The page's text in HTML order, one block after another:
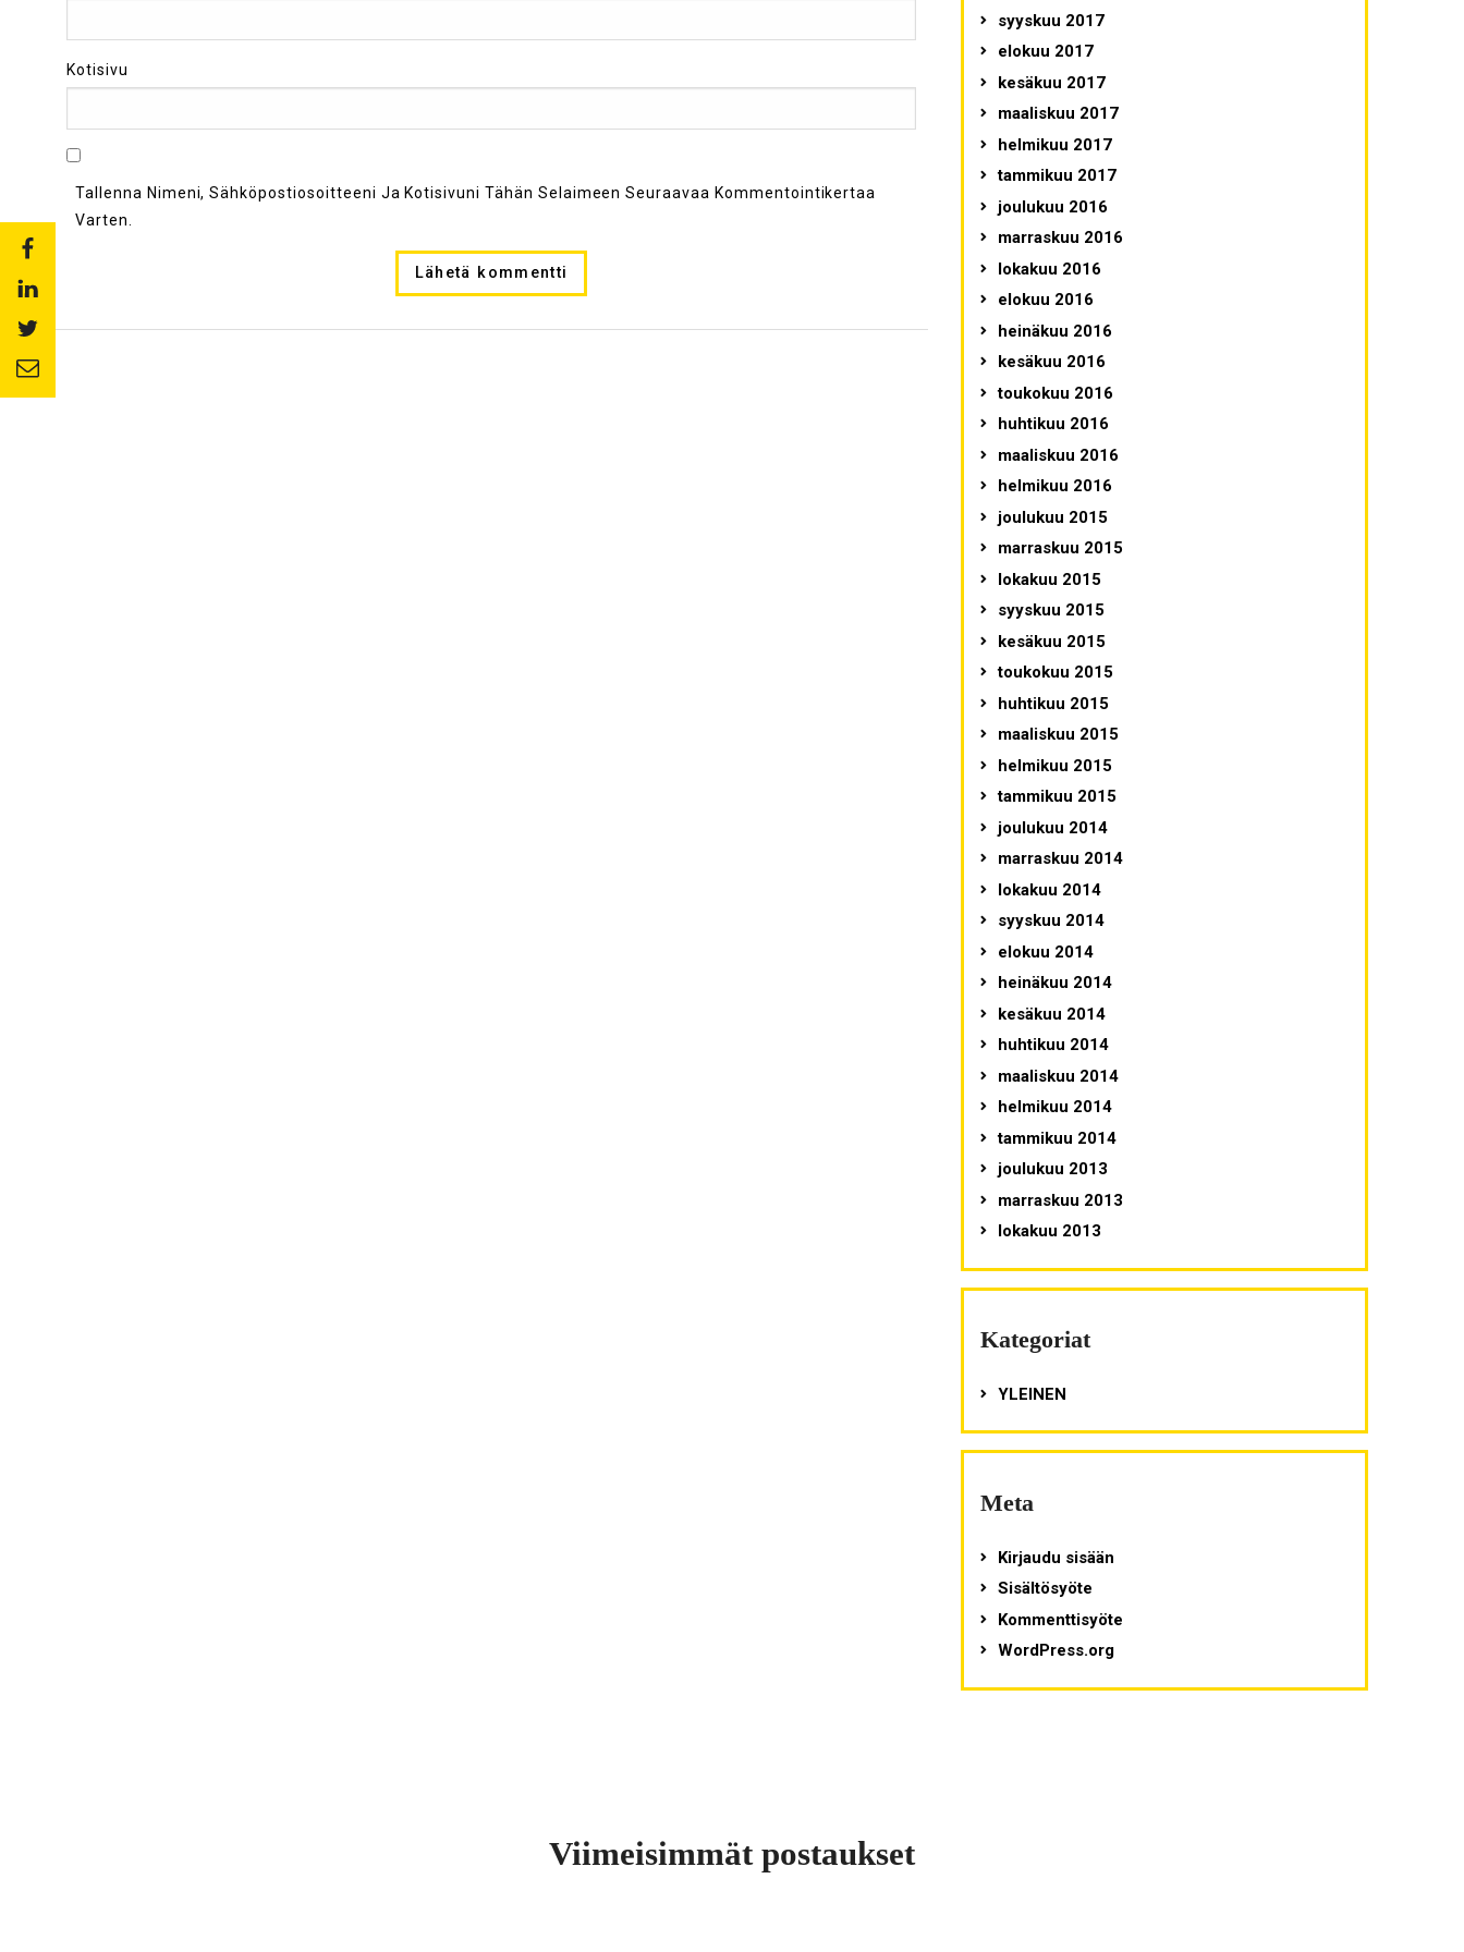
Kotisivu
Tallenna Nimeni, Sähköpostiosoitteeni Ja Kotisivuni Tähän Selaimeen Seuraavaa Kommentointikertaa
Varten.
syyskuu 2017
elokuu 2017
kesäkuu 2017
maaliskuu 2017
helmikuu 2017
tammikuu 2017
joulukuu 2016
marraskuu 2016
lokakuu 2016
elokuu 2016
heinäkuu 2016
kesäkuu 2016
toukokuu 2016
huhtikuu 2016
maaliskuu 2016
helmikuu 2016
joulukuu 2015
marraskuu 2015
lokakuu 2015
syyskuu 2015
kesäkuu 2015
toukokuu 2015
huhtikuu 2015
maaliskuu 2015
helmikuu 2015
tammikuu 2015
joulukuu 2014
marraskuu 2014
lokakuu 2014
syyskuu 2014
elokuu 2014
heinäkuu 2014
kesäkuu 2014
huhtikuu 2014
maaliskuu 2014
helmikuu 2014
tammikuu 2014
joulukuu 2013
marraskuu 2013
lokakuu 2013
Kategoriat
YLEINEN
Meta
Kirjaudu sisään
Sisältösyöte
Kommenttisyöte
WordPress.org
Share
facebook
Share
linkedin
Share
twitter
Share
Viimeisimmät postaukset